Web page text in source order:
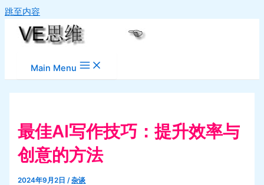
跳至内容
Main Menu
最佳AI写作技巧：提升效率与
创意的方法
2024年9月2日/杂谈